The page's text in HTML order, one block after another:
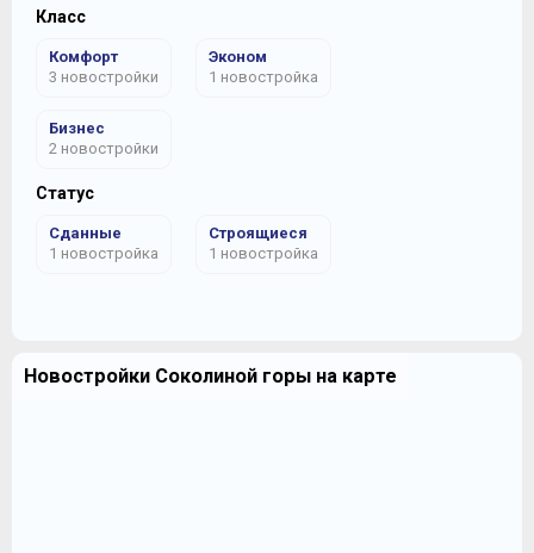
Класс
Комфорт
3 новостройки
Эконом
1 новостройка
Бизнес
2 новостройки
Статус
Сданные
1 новостройка
Строящиеся
1 новостройка
Новостройки Соколиной горы на карте